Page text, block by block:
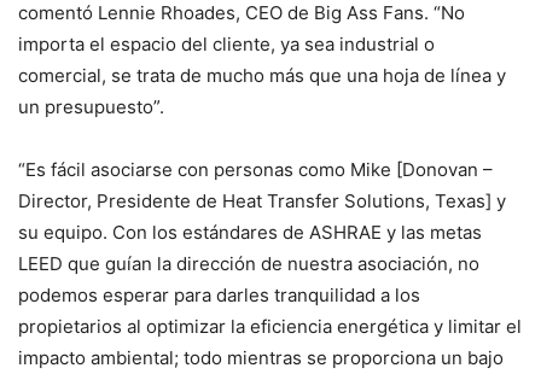
comentó Lennie Rhoades, CEO de Big Ass Fans. “No
importa el espacio del cliente, ya sea industrial o
comercial, se trata de mucho más que una hoja de línea y
un presupuesto”.
“Es fácil asociarse con personas como Mike [Donovan –
Director, Presidente de Heat Transfer Solutions, Texas] y
su equipo. Con los estándares de ASHRAE y las metas
LEED que guían la dirección de nuestra asociación, no
podemos esperar para darles tranquilidad a los
propietarios al optimizar la eficiencia energética y limitar el
impacto ambiental; todo mientras se proporciona un bajo